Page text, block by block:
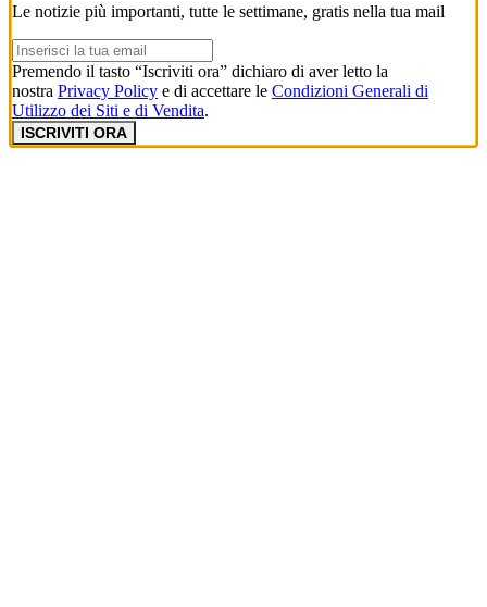
Le notizie più importanti, tutte le settimane, gratis nella tua mail
Premendo il tasto “Iscriviti ora” dichiaro di aver letto la
nostra Privacy Policy e di accettare le Condizioni Generali di
Utilizzo dei Siti e di Vendita.
ISCRIVITI ORA